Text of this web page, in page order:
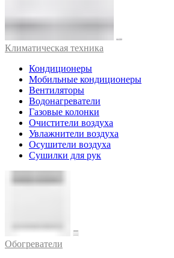
Климатическая техника
Кондиционеры
Мобильные кондиционеры
Вентиляторы
Водонагреватели
Газовые колонки
Очистители воздуха
Увлажнители воздуха
Осушители воздуха
Сушилки для рук
Обогреватели